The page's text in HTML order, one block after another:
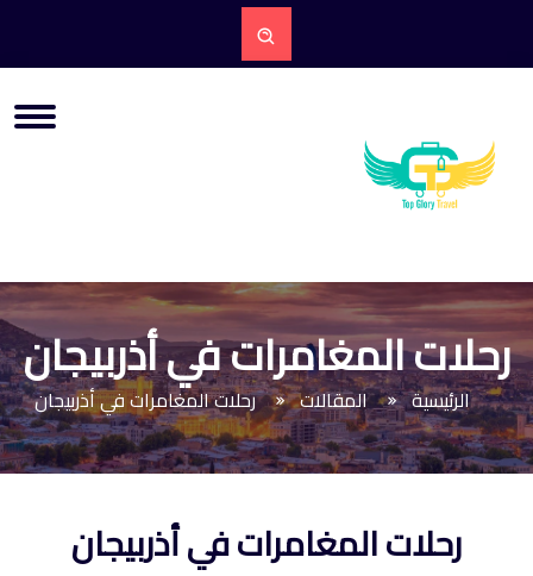
رحلات المغامرات في أذربيجان
الرئيسية المقالات رحلات المغامرات في أذربيجان
رحلات المغامرات في أذربيجان